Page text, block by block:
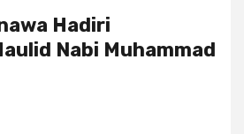
Hadiri
Nabi Muhammad